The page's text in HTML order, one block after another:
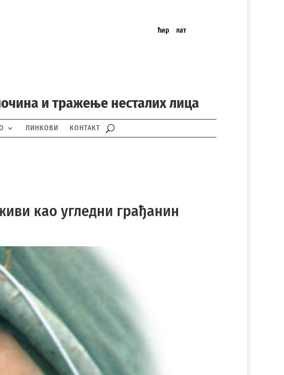
ћир лат
и тражење несталих лица
ЛИНКОВИ КОНТАКТ
као угледни грађанин